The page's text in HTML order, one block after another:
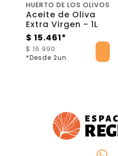
HUERTO DE LOS OLIVOS
Aceite de Oliva
Extra Virgen - 1L
$ 15.461*
$ 16.990
*Desde 2un.